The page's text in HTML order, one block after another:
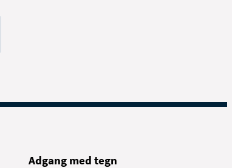
Adgang med tegn